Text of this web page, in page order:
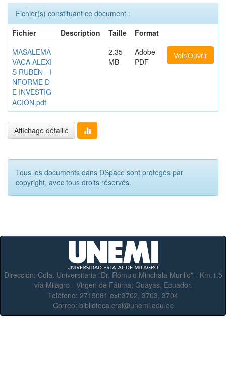
Fichier(s) constituant ce document :
Fichier
Description Taille
Format
MASALEMA
VACA ALEXI
S RUBEN - I
NFORME D
E INVESTIG
ACIÓN.pdf
2.35
MB
Adobe
PDF
Voir/Ouvrir
Affichage détaillé
Tous les documents dans DSpace sont protégés par
copyright, avec tous droits réservés.
Dirección: Cdla. Universitaria “Dr. Rómulo Minchala Murillo” - Km.1.5
vía Milagro - Virgen de Fátima; Guayas, Ecuador.
Teléfono: 2715081 ext:3702, 3703, 3704
Correo: biblioteca.crai@unemi.edu.ec